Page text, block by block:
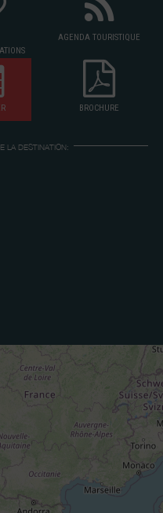
AGENDA TOURISTIQUE
BROCHURE
LA DESTINATION: